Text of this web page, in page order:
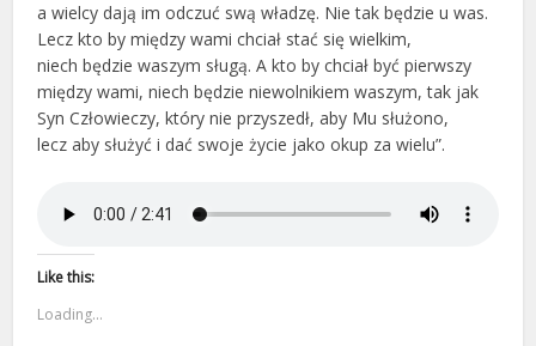
a wielcy dają im odczuć swą władzę. Nie tak będzie u was.
Lecz kto by między wami chciał stać się wielkim,
niech będzie waszym sługą. A kto by chciał być pierwszy
między wami, niech będzie niewolnikiem waszym, tak jak
Syn Człowieczy, który nie przyszedł, aby Mu służono,
lecz aby służyć i dać swoje życie jako okup za wielu”.
Like this:
Loading...